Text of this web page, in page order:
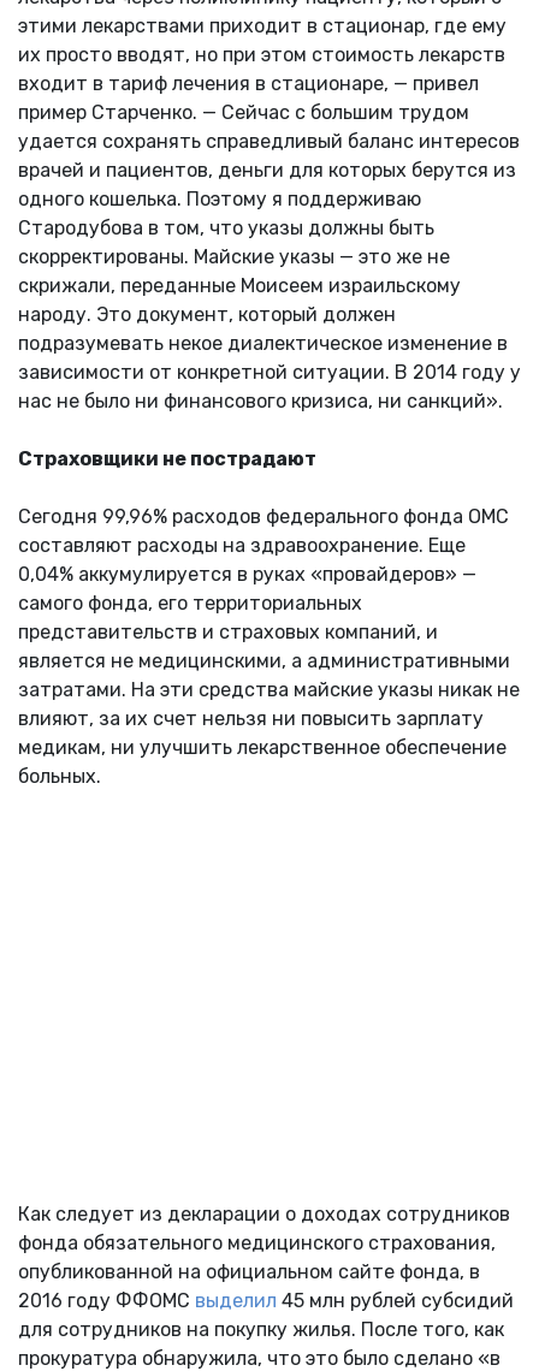
этими лекарствами приходит в стационар, где ему
их просто вводят, но при этом стоимость лекарств
входит в тариф лечения в стационаре, — привел
пример Старченко. — Сейчас с большим трудом
удается сохранять справедливый баланс интересов
врачей и пациентов, деньги для которых берутся из
одного кошелька. Поэтому я поддерживаю
Стародубова в том, что указы должны быть
скорректированы. Майские указы — это же не
скрижали, переданные Моисеем израильскому
народу. Это документ, который должен
подразумевать некое диалектическое изменение в
зависимости от конкретной ситуации. В 2014 году у
нас не было ни финансового кризиса, ни санкций».
Страховщики не пострадают
Сегодня 99,96% расходов федерального фонда ОМС
составляют расходы на здравоохранение. Еще
0,04% аккумулируется в руках «провайдеров» —
самого фонда, его территориальных
представительств и страховых компаний, и
является не медицинскими, а административными
затратами. На эти средства майские указы никак не
влияют, за их счет нельзя ни повысить зарплату
медикам, ни улучшить лекарственное обеспечение
больных.
Как следует из декларации о доходах сотрудников
фонда обязательного медицинского страхования,
опубликованной на официальном сайте фонда, в
2016 году ФФОМС выделил 45 млн рублей субсидий
для сотрудников на покупку жилья. После того, как
прокуратура обнаружила, что это было сделано «в